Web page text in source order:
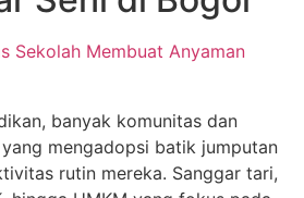
Sekolah Membuat Anyaman
banyak komunitas dan
mengadopsi batik jumputan
rutin mereka. Sanggar tari,